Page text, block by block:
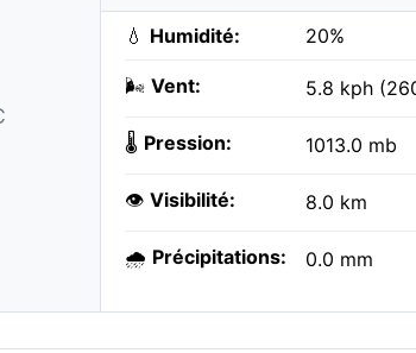
💧 Humidité: 20%
🌬️ Vent: 5.8 kph
🌡️ Pression: 1013.0 mb
👁️ Visibilité: 8.0 km
🌧️ Précipitations: 0.0 mm